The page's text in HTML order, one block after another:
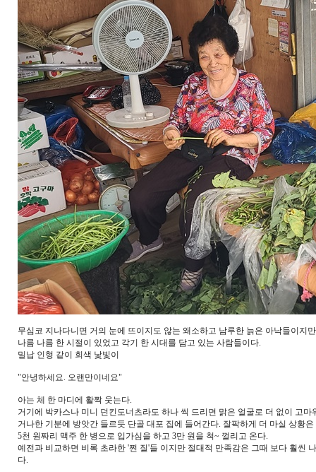
무심코 지나다니면 거의 눈에 뜨이지도 않는 왜소하고 남루한 늙은 아낙들이지
나름 나름 한 시절이 있었고 각기 한 시대를 담고 있는 사람들이다.
밀납 인형 같이 회색 낯빛이
"안녕하세요. 오랜만이네요"
아는 체 한 마디에 활짝 웃는다.
거기에 박카스나 미니 던킨도너츠라도 하나 씩 드리면 맑은 얼굴로 더 없이 고마
거나한 기분에 방앗간 들르듯 단골 대포 집에 들어간다. 잘팍하게 더 마실 상황
5천 원짜리 맥주 한 병으로 입가심을 하고 3만 원을 척~ 껄리고 온다.
예전과 비교하면 비록 초라한 '쩐 질'들 이지만 절대적 만족감은 그때 보다 훨씬
다.